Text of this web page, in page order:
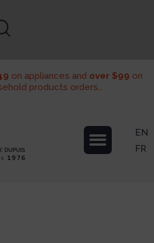
on appliances and over $99 on
products orders..
EN
FR